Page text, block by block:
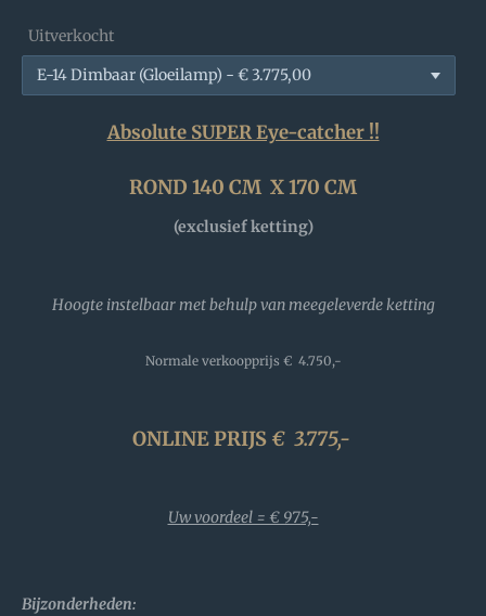
Uitverkocht
Absolute SUPER Eye-catcher !!
ROND 140 CM X 170 CM
(exclusief ketting)
Hoogte instelbaar met behulp van meegeleverde ketting
Normale verkoopprijs € 4.750,-
ONLINE PRIJS € 3.775,-
Uw voordeel = € 975,-
Bijzonderheden: